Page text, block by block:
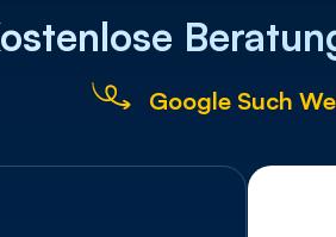
Google Such